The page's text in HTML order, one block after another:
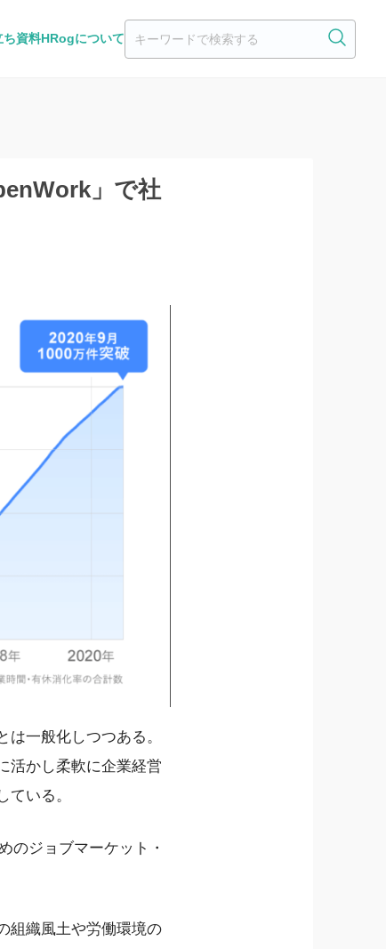
ち資料HRogについて
」で社
一般化しつつある。
活かし柔軟に企業経営
いる。
のジョブマーケット・
組織風土や労働環境の